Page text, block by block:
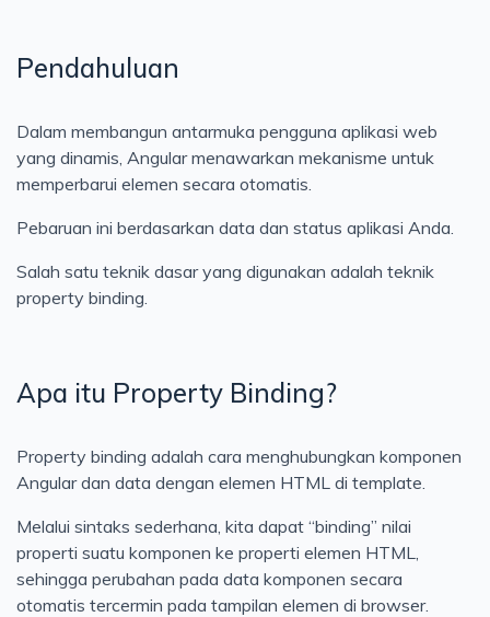
Konsep
Testing
Kerja
Pendahuluan
Dalam membangun antarmuka pengguna aplikasi web
yang dinamis, Angular menawarkan mekanisme untuk
memperbarui elemen secara otomatis.
Pebaruan ini berdasarkan data dan status aplikasi Anda.
Salah satu teknik dasar yang digunakan adalah teknik
property binding.
Apa itu Property Binding?
Property binding adalah cara menghubungkan komponen
Angular dan data dengan elemen HTML di template.
Melalui sintaks sederhana, kita dapat “binding” nilai
properti suatu komponen ke properti elemen HTML,
sehingga perubahan pada data komponen secara
otomatis tercermin pada tampilan elemen di browser.